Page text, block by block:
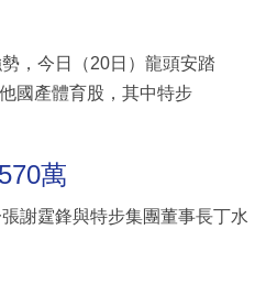
，今日（20日）龍頭安踏
國產體育股，其中特步
萬
謝霆鋒與特步集團董事長丁水